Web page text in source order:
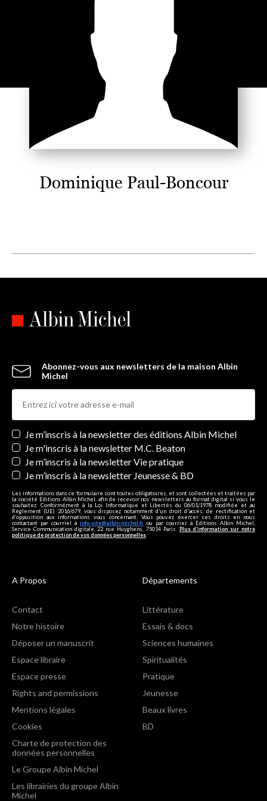
Dominique Paul-Boncour
Abonnez-vous aux newsletters de la maison Albin
Michel
Newsletters
Je m’inscris à la newsletter des éditions Albin Michel
Je m'inscris à la newsletter M.C. Beaton
Je m’inscris à la newsletter Vie pratique
Je m’inscris à la newsletter Jeunesse & BD
Les informations dans ce formulaire sont toutes obligatoires, et sont collectées et traitées par
la société Editions Albin Michel, afin de recevoir nos newsletters au format digital si vous le
souhaitez. Conformément à la Loi Informatique et Libertés du 06/01/1978 modifiée et au
Règlement (UE) 2016/679, vous disposez notamment d'un droit d'accès, de rectification et
d’opposition aux informations vous concernant. Vous pouvez exercer ces droits en nous
contactant par courriel à info-site@albin-michel.fr ou par courrier à Editions Albin Michel,
Service Communication digitale, 22 rue Huyghens, 75014 Paris. Plus d’information sur notre
politique de protection de vos données personnelles
A Propos
Contact
Notre histoire
Déposer un manuscrit
Espace libraire
Espace presse
Rights and permissions
Mentions légales
Cookies
Charte de protection des
données personnelles
Le Groupe Albin Michel
Les librairies du groupe Albin
Michel
Départements
Littérature
Essais & docs
Sciences humaines
Spiritualités
Pratique
Jeunesse
Beaux livres
BD